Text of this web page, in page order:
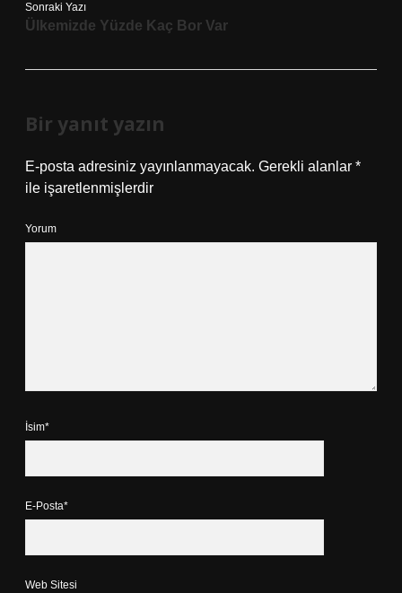
Sonraki Yazı
Ülkemizde Yüzde Kaç Bor Var
Bir yanıt yazın
E-posta adresiniz yayınlanmayacak. Gerekli alanlar *
ile işaretlenmişlerdir
Yorum
İsim*
E-Posta*
Web Sitesi